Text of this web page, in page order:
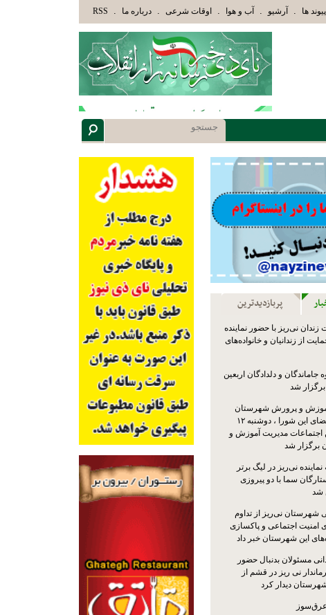
را میشنوند و سپس بهترین را انتخاب میکنند(سوره مبارکه زمر آیه 18) پیوند ها . آرشیو . آب و هوا . اوقات شرعی . درباره ما .
RSS
پربازدیدترین
نی‌ریز با حضور نماینده
از زندانیان و خانواده‌های
جاماندگان و دلدادگان اربعین
شد
و پرورش شهرستان
نی‌ریز با حضور اعضای این شورا ، دوشنبه ۱۲
اجتماعات مدیریت آموزش و
شد
نی‌ریز در لیگ برتر
سما با دو پیروزی
شد
شهرستان نی‌ریز از تداوم
امنیت اجتماعی و پاکسازی
این شهرستان خبر داد
مسئولان بدنبال حضور
نی ریز در قشم از
دیدار کرد